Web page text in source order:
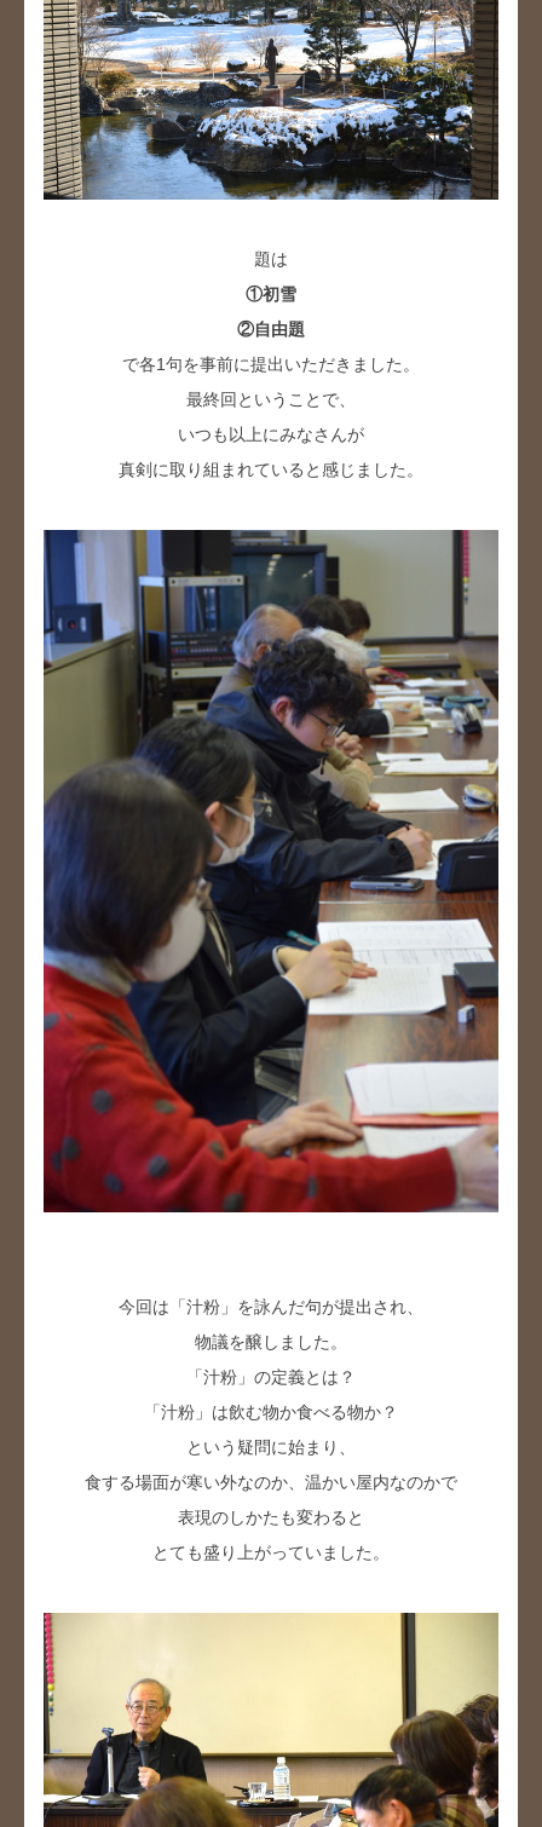
題は
①初雪
②自由題
で各1句を事前に提出いただきました。
最終回ということで、
いつも以上にみなさんが
真剣に取り組まれていると感じました。
今回は「汁粉」を詠んだ句が提出され、
物議を醸しました。
「汁粉」の定義とは？
「汁粉」は飲む物か食べる物か？
という疑問に始まり、
食する場面が寒い外なのか、温かい屋内なのかで
表現のしかたも変わると
とても盛り上がっていました。